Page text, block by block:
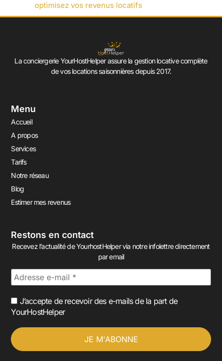
optimisez vos revenus locatifs
La conciergerie YourHostHelper assure la gestion locative complète
de vos locations saisonnières depuis 2017.
Menu
Accueil
A propos
Services
Tarifs
Notre réseau
Blog
Estimer mes revenus
Restons en contact
Recevez l’actualité de YourhostHelper via notre infolettre directement
par email
J’accepte de recevoir des e-mails de la part de
YourHostHelper